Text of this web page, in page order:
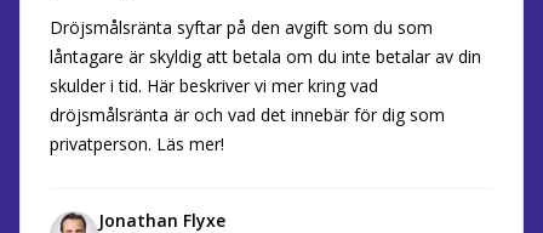
Dröjsmålsränta syftar på den avgift som du som
låntagare är skyldig att betala om du inte betalar av din
skulder i tid. Här beskriver vi mer kring vad
dröjsmålsränta är och vad det innebär för dig som
privatperson. Läs mer!
Jonathan Flyxe